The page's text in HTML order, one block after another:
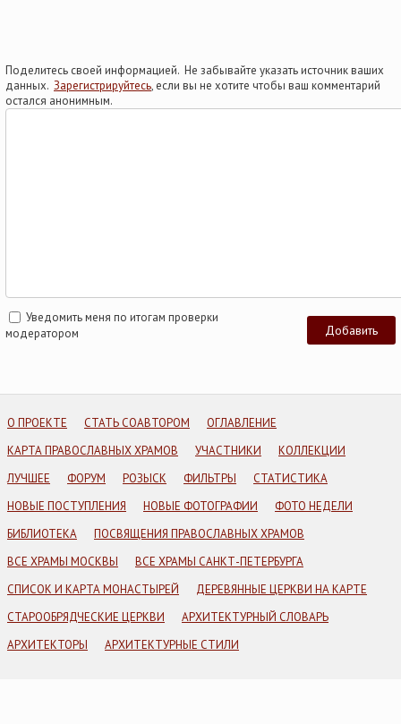
Поделитесь своей информацией. Не забывайте указать источник ваших
данных. Зарегистрируйтесь, если вы не хотите чтобы ваш комментарий
остался анонимным.
Уведомить меня по итогам проверки
модератором
О ПРОЕКТЕ СТАТЬ СОАВТОРОМ
ОГЛАВЛЕНИЕ
КАРТА ПРАВОСЛАВНЫХ ХРАМОВ
УЧАСТНИКИ
КОЛЛЕКЦИИ
ЛУЧШЕЕ
ФОРУМ РОЗЫСК ФИЛЬТРЫ
СТАТИСТИКА
НОВЫЕ ПОСТУПЛЕНИЯ
НОВЫЕ ФОТОГРАФИИ
ФОТО НЕДЕЛИ
БИБЛИОТЕКА
ПОСВЯЩЕНИЯ ПРАВОСЛАВНЫХ ХРАМОВ
ВСЕ ХРАМЫ МОСКВЫ
ВСЕ ХРАМЫ САНКТ-ПЕТЕРБУРГА
СПИСОК И КАРТА МОНАСТЫРЕЙ
ДЕРЕВЯННЫЕ ЦЕРКВИ НА КАРТЕ
СТАРООБРЯДЧЕСКИЕ ЦЕРКВИ
АРХИТЕКТУРНЫЙ СЛОВАРЬ
АРХИТЕКТОРЫ
АРХИТЕКТУРНЫЕ СТИЛИ